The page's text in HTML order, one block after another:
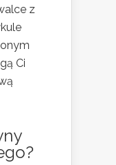
z
Ci